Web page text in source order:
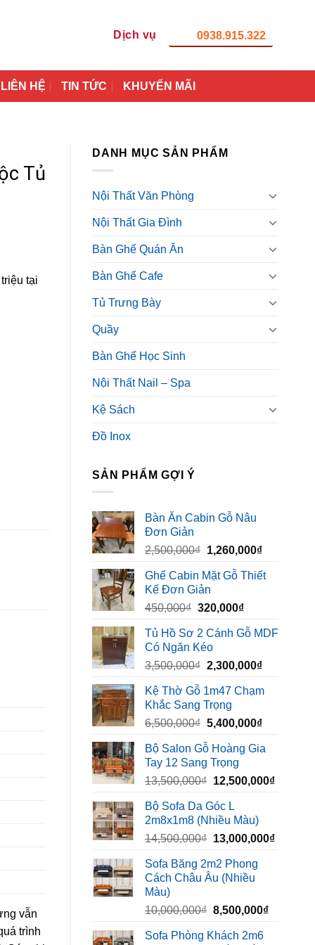
Dịch vụ 0938.915.322
LIÊN HỆ TIN TỨC KHUYẾN MÃI
DANH MỤC SẢN PHẨM
Nội Thất Văn Phòng
Nội Thất Gia Đình
Bàn Ghế Quán Ăn
Bàn Ghế Cafe
Tủ Trưng Bày
Quầy
Bàn Ghế Học Sinh
Nội Thất Nail – Spa
Kệ Sách
Đồ Inox
SẢN PHẨM GỢI Ý
Bàn Ăn Cabin Gỗ Nâu
Đơn Giản
2,500,000₫ Giá
là:
2,500,000₫.
1,260,000₫Giá
tại
Ghế Cabin Mặt Gỗ Thiết
Kế Đơn Giản
450,000₫ Giá
là:
450,000₫.
320,000₫Giá
tại
320,000₫.
Tủ Hồ Sơ 2 Cánh Gỗ MDF
Có Ngăn Kéo
3,500,000₫ Giá
là:
3,500,000₫.
2,300,000₫Giá
tại
Kệ Thờ Gỗ 1m47 Chạm
Khắc Sang Trọng
6,500,000₫ Giá
là:
6,500,000₫.
5,400,000₫Giá
tại
Bộ Salon Gỗ Hoàng Gia
Tay 12 Sang Trọng
13,500,000₫ Giá
là:
13,500,000₫.
12,500,000₫Giá
Bộ Sofa Da Góc L
2m8x1m8 (Nhiều Màu)
14,500,000₫ Giá
là:
14,500,000₫.
13,000,000₫Giá
Sofa Băng 2m2 Phong
Cách Châu Âu (Nhiều
Màu)
10,000,000₫ Giá
là:
8,500,000₫Giá
Sofa Phòng Khách 2m6
Tủ
tại
vẫn
trình